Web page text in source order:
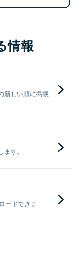
情報
新しい順に掲載
す。
ードできま